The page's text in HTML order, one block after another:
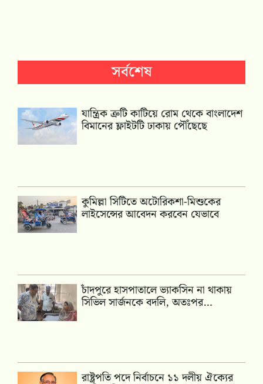
সর্বশেষ
যান্ত্রিক ত্রুটি কাটিয়ে রোম থেকে বাংলাদেশ
বিমানের ফ্লাইটটি ঢাকায় পৌঁছেছে
কুমিল্লা সিটিতে অটোরিকশা-মিশুকের
লাইসেন্সের আবেদন করবেন যেভাবে
চাঁদপুরে হাসপাতালে ভ্যাকসিন না থাকায়
সিভিল সার্জনকে বদলি, অতঃপর…
রাষ্ট্রপতি পদে নির্বাচনে ১১ দলীয় ঐক্যের